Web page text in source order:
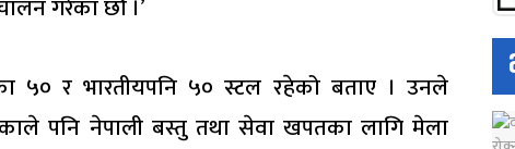
गरेका छौँ ।’
५० र भारतीयपनि ५० स्टल रहेको बताए । उनले
पनि नेपाली बस्तु तथा सेवा खपतका लागि मेला